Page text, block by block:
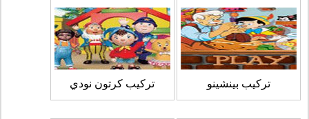
تركيب بينشينو تركيب كرتون نودي